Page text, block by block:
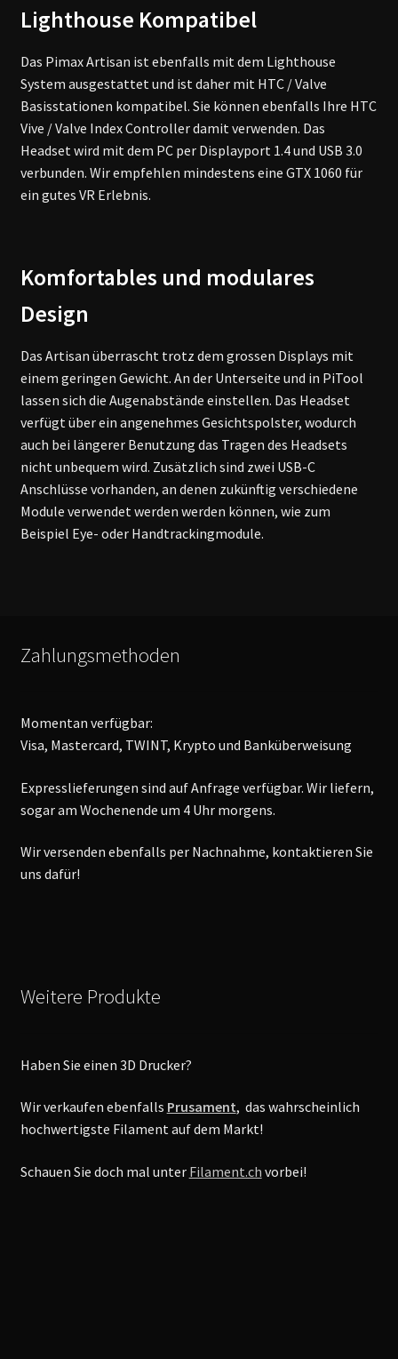
Lighthouse Kompatibel
Das Pimax Artisan ist ebenfalls mit dem Lighthouse
System ausgestattet und ist daher mit HTC / Valve
Basisstationen kompatibel. Sie können ebenfalls Ihre HTC
Vive / Valve Index Controller damit verwenden. Das
Headset wird mit dem PC per Displayport 1.4 und USB 3.0
verbunden. Wir empfehlen mindestens eine GTX 1060 für
ein gutes VR Erlebnis.
Komfortables und modulares
Design
Das Artisan überrascht trotz dem grossen Displays mit
einem geringen Gewicht. An der Unterseite und in PiTool
lassen sich die Augenabstände einstellen. Das Headset
verfügt über ein angenehmes Gesichtspolster, wodurch
auch bei längerer Benutzung das Tragen des Headsets
nicht unbequem wird. Zusätzlich sind zwei USB-C
Anschlüsse vorhanden, an denen zukünftig verschiedene
Module verwendet werden werden können, wie zum
Beispiel Eye- oder Handtrackingmodule.
Zahlungsmethoden
Momentan verfügbar:
Visa, Mastercard, TWINT, Krypto und Banküberweisung
Expresslieferungen sind auf Anfrage verfügbar. Wir liefern,
sogar am Wochenende um 4 Uhr morgens.
Wir versenden ebenfalls per Nachnahme, kontaktieren Sie
uns dafür!
Weitere Produkte
Haben Sie einen 3D Drucker?
Wir verkaufen ebenfalls Prusament, das wahrscheinlich
hochwertigste Filament auf dem Markt!
Schauen Sie doch mal unter Filament.ch vorbei!